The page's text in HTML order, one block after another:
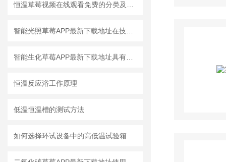
恒温反应浴工作原理
低温恒温槽的测试方法
如何选择环试设备中的高低温试验箱